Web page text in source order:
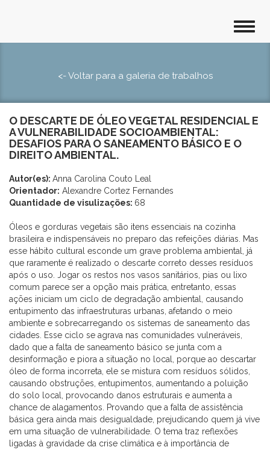
<- Voltar para a galeria de trabalhos
O DESCARTE DE ÓLEO VEGETAL RESIDENCIAL E
A VULNERABILIDADE SOCIOAMBIENTAL:
DESAFIOS PARA O SANEAMENTO BÁSICO E O
DIREITO AMBIENTAL.
Autor(es): Anna Carolina Couto Leal
Orientador: Alexandre Cortez Fernandes
Quantidade de visulizações: 68
Óleos e gorduras vegetais são itens essenciais na cozinha
brasileira e indispensáveis no preparo das refeições diárias. Mas
esse hábito cultural esconde um grave problema ambiental, já
que raramente é realizado o descarte correto desses resíduos
após o uso. Jogar os restos nos vasos sanitários, pias ou lixo
comum parece ser a opção mais prática, entretanto, essas
ações iniciam um ciclo de degradação ambiental, causando
entupimento das infraestruturas urbanas, afetando o meio
ambiente e sobrecarregando os sistemas de saneamento das
cidades. Esse ciclo se agrava nas comunidades vulneráveis,
dado que a falta de saneamento básico se junta com a
desinformação e piora a situação no local, porque ao descartar
óleo de forma incorreta, ele se mistura com resíduos sólidos,
causando obstruções, entupimentos, aumentando a poluição
do solo local, provocando danos estruturais e aumenta a
chance de alagamentos. Provando que a falta de assistência
básica gera ainda mais desigualdade, prejudicando quem já vive
em uma situação de vulnerabilidade. O tema traz reflexões
ligadas à gravidade da crise climática e à importância de